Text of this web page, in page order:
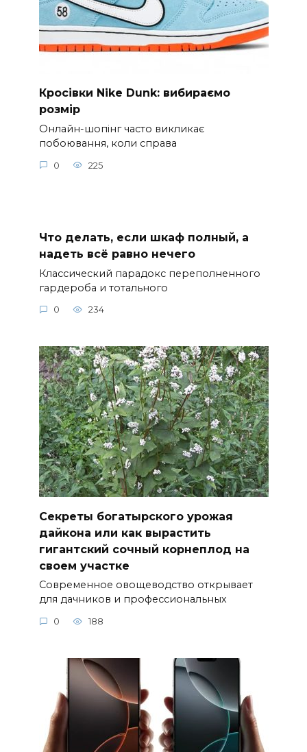
Кросівки Nike Dunk: вибираємо
розмір
Онлайн-шопінг часто викликає
побоювання, коли справа
0 225
Что делать, если шкаф полный, а
надеть всё равно нечего
Классический парадокс переполненного
гардероба и тотального
0 234
Секреты богатырского урожая
дайкона или как вырастить
гигантский сочный корнеплод на
своем участке
Современное овощеводство открывает
для дачников и профессиональных
0 188